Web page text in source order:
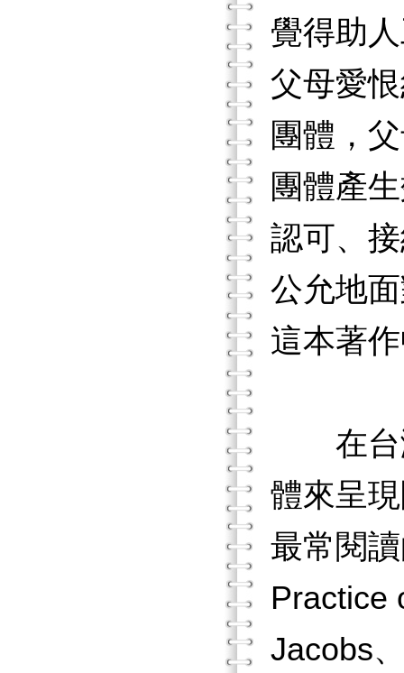
覺得助
父母愛
團體，
團體產
認可、
公允地
這本著
在台灣
體來呈
最常閱
Practice
Jacobs